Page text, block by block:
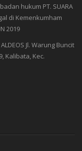
hukum PT. SUARA
di Kemenkumham
2019
Jl. Warung Buncit
Kalibata, Kec.